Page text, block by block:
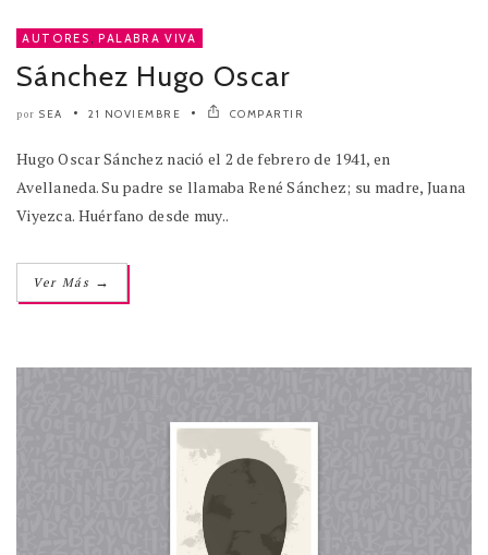
AUTORES , PALABRA VIVA
Sánchez Hugo Oscar
por SEA 21 NOVIEMBRE COMPARTIR
Hugo Oscar Sánchez nació el 2 de febrero de 1941, en
Avellaneda. Su padre se llamaba René Sánchez; su madre, Juana
Viyezca. Huérfano desde muy..
Ver Más →